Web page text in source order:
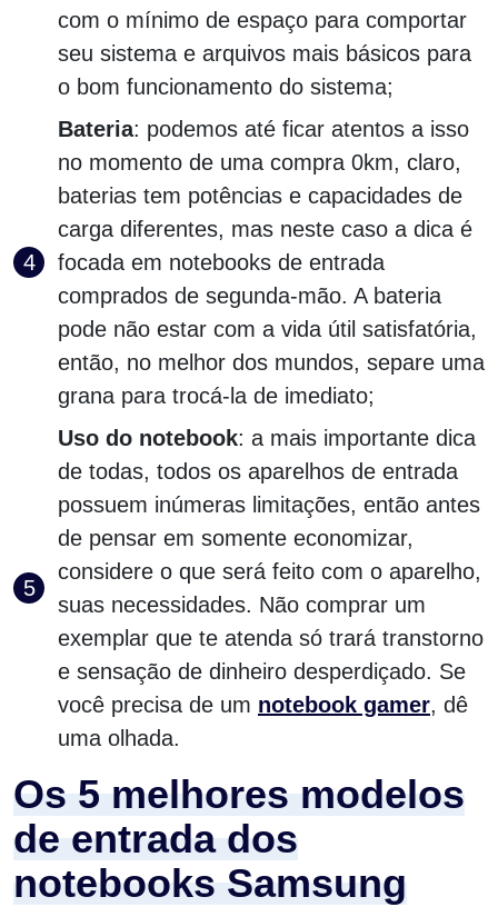
com o mínimo de espaço para comportar
seu sistema e arquivos mais básicos para
o bom funcionamento do sistema;
Bateria: podemos até ficar atentos a isso
no momento de uma compra 0km, claro,
baterias tem potências e capacidades de
carga diferentes, mas neste caso a dica é
focada em notebooks de entrada
comprados de segunda-mão. A bateria
pode não estar com a vida útil satisfatória,
então, no melhor dos mundos, separe uma
grana para trocá-la de imediato;
Uso do notebook: a mais importante dica
de todas, todos os aparelhos de entrada
possuem inúmeras limitações, então antes
de pensar em somente economizar,
considere o que será feito com o aparelho,
suas necessidades. Não comprar um
exemplar que te atenda só trará transtorno
e sensação de dinheiro desperdiçado. Se
você precisa de um notebook gamer, dê
uma olhada.
Os 5 melhores modelos
de entrada dos
notebooks Samsung